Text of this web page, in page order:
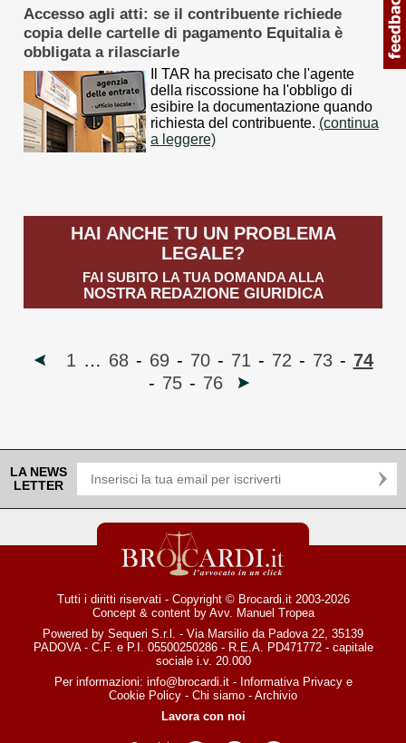
Accesso agli atti: se il contribuente richiede
copia delle cartelle di pagamento Equitalia è
obbligata a rilasciarle
Il TAR ha precisato che l'agente
della riscossione ha l'obbligo di
esibire la documentazione quando
richiesta del contribuente. (continua
a leggere)
HAI ANCHE TU UN PROBLEMA
LEGALE?
FAI SUBITO LA TUA DOMANDA ALLA
NOSTRA REDAZIONE GIURIDICA
1 … 68 - 69 - 70 - 71 - 72 - 73 - 74
- 75 - 76
LA NEWS
LETTER
Tutti i diritti riservati - Copyright © Brocardi.it 2003-2026
Concept & content by Avv. Manuel Tropea
Powered by Sequeri S.r.l. - Via Marsilio da Padova 22, 35139
PADOVA - C.F. e P.I. 05500250286 - R.E.A. PD471772 - capitale
sociale i.v. 20.000
Per informazioni: info@brocardi.it- Informativa Privacye
Cookie Policy - Chi siamo - Archivio
Lavora con noi